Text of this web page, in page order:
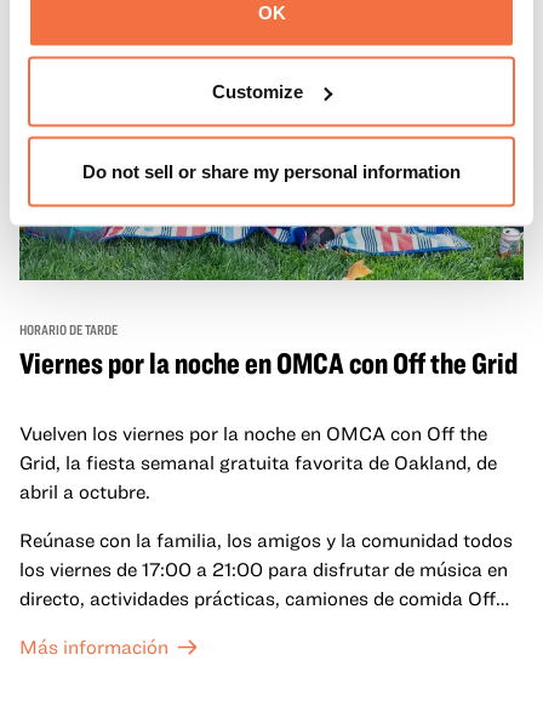
OK
Customize
Do not sell or share my personal information
HORARIO DE TARDE
Viernes por la noche en OMCA con Off the Grid
Vuelven los viernes por la noche en OMCA con Off the
Grid, la fiesta semanal gratuita favorita de Oakland, de
abril a octubre.
Reúnase con la familia, los amigos y la comunidad todos
los viernes de 17:00 a 21:00 para disfrutar de música en
directo, actividades prácticas, camiones de comida Off
exposiciones especiales, con una
Más información